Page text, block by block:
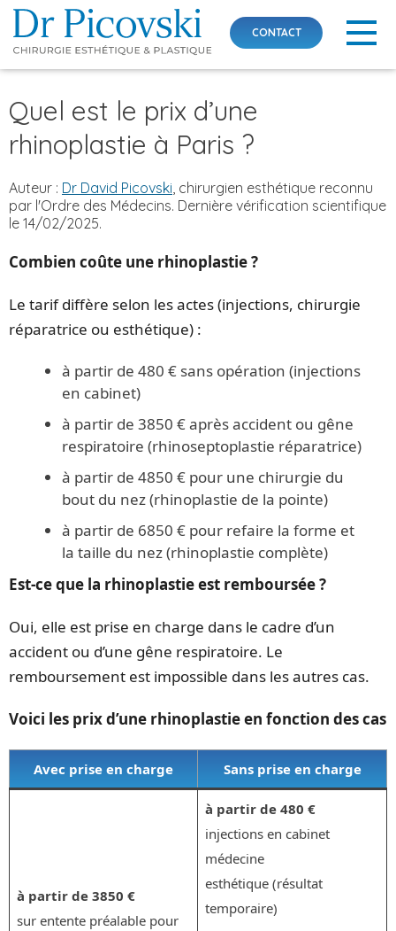
to
content
CONTACT
Quel est le prix d’une
rhinoplastie à Paris ?
Auteur : Dr David Picovski, chirurgien esthétique reconnu
par l'Ordre des Médecins. Dernière vérification scientifique
le 14/02/2025.
Combien coûte une rhinoplastie ?
Le tarif diffère selon les actes (injections, chirurgie
réparatrice ou esthétique) :
à partir de 480 € sans opération (injections
en cabinet)
à partir de 3850 € après accident ou gêne
respiratoire (rhinoseptoplastie réparatrice)
à partir de 4850 € pour une chirurgie du
bout du nez (rhinoplastie de la pointe)
à partir de 6850 € pour refaire la forme et
la taille du nez (rhinoplastie complète)
Est-ce que la rhinoplastie est remboursée ?
Oui, elle est prise en charge dans le cadre d’un
accident ou d’une gêne respiratoire. Le
remboursement est impossible dans les autres cas.
Voici les prix d’une rhinoplastie en fonction des cas
Avec prise en charge Sans prise en charge
à partir de 3850 €
sur entente préalable pour
à partir de 480 €
injections en cabinet
médecine
esthétique (résultat
temporaire)